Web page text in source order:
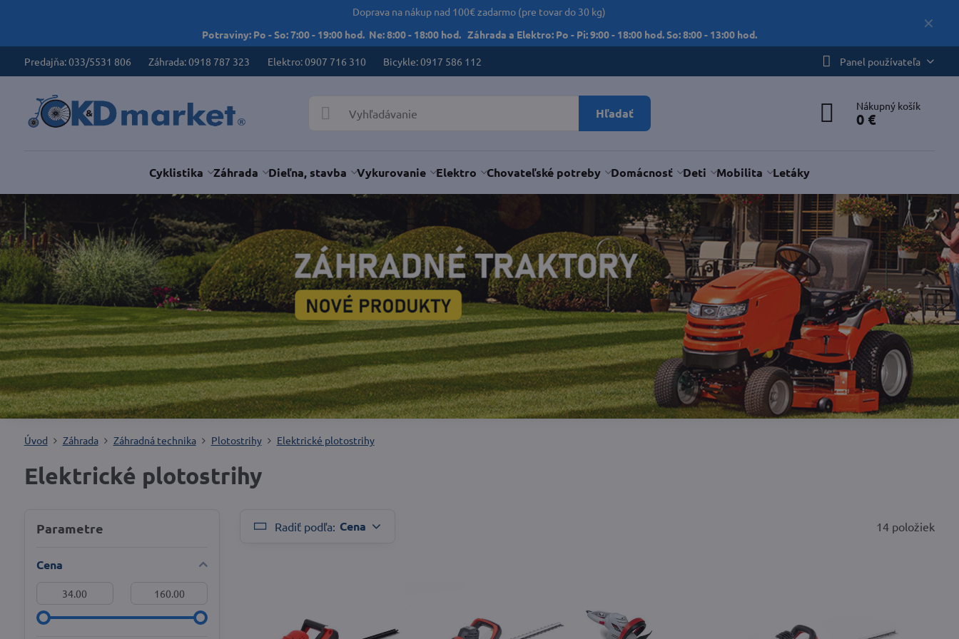
✕
Doprava na nákup nad 100€ zadarmo (pre tovar do 30 kg)
Potraviny: Po - So: 7:00 - 19:00 hod. Ne: 8:00 - 18:00 hod. Záhrada a Elektro: Po - Pi: 9:00 - 18:00 hod. So: 8:00 - 13:00 hod.
Predajňa: 033/5531 806 Záhrada: 0918 787 323 Elektro: 0907 716 310 Bicykle: 0917 586 112 Panel používateľa
Hľadať Nákupný košík
0 €
Cyklistika Záhrada Dieľna, stavba Vykurovanie Elektro Chovateľské potreby Domácnosť Deti Mobilita Letáky
Úvod Záhrada Záhradná technika Plotostrihy Elektrické plotostrihy
Elektrické plotostrihy
Radiť podľa: Cena 14 položiek
Parametre
Cena